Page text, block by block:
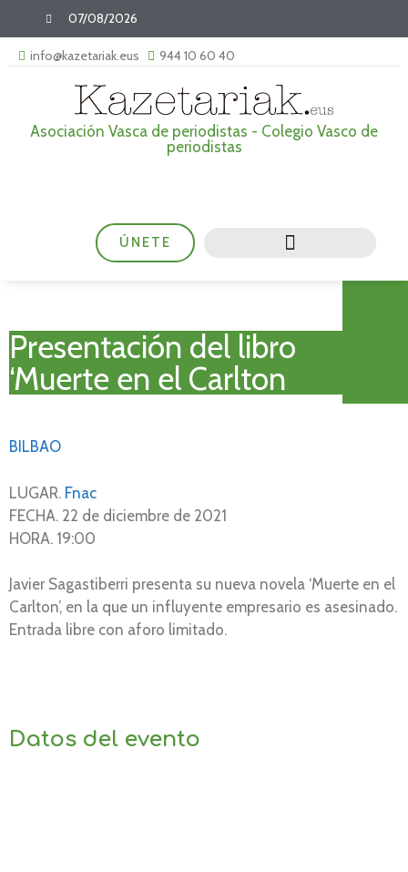
07/08/2026
info@kazetariak.eus 944 10 60 40
Asociación Vasca de periodistas - Colegio Vasco de
periodistas
ÚNETE
Presentación del libro
‘Muerte en el Carlton
BILBAO
LUGAR. Fnac
FECHA. 22 de diciembre de 2021
HORA. 19:00
Javier Sagastiberri presenta su nueva novela ‘Muerte en el
Carlton’, en la que un influyente empresario es asesinado.
Entrada libre con aforo limitado.
Datos del evento